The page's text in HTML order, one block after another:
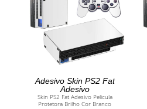
ADICIONAR AO
CARRINHO
Adesivo Skin PS2 Fat
Adesivo
Skin PS2 Fat Adesivo Pelicula
Protetora Brilho Cor Branco